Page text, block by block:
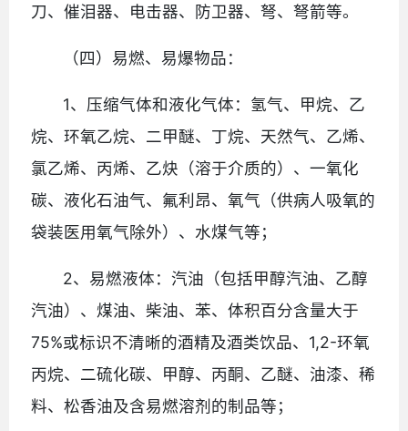
刀、催泪器、电击器、防卫器、弩、弩箭等。
（四）易燃、易爆物品：
1、压缩气体和液化气体：氢气、甲烷、乙
烷、环氧乙烷、二甲醚、丁烷、天然气、乙烯、
氯乙烯、丙烯、乙炔（溶于介质的）、一氧化
碳、液化石油气、氟利昂、氧气（供病人吸氧的
袋装医用氧气除外）、水煤气等；
2、易燃液体：汽油（包括甲醇汽油、乙醇
汽油）、煤油、柴油、苯、体积百分含量大于
75%或标识不清晰的酒精及酒类饮品、1,2-环氧
丙烷、二硫化碳、甲醇、丙酮、乙醚、油漆、稀
料、松香油及含易燃溶剂的制品等；